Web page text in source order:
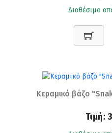
Διαθέσιμο
Κεραμικό βάζο
Τιμή: